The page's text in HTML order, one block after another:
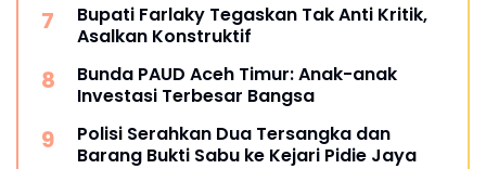
Bupati Farlaky Tegaskan Tak Anti Kritik,
Asalkan Konstruktif
Bunda PAUD Aceh Timur: Anak-anak
Investasi Terbesar Bangsa
Polisi Serahkan Dua Tersangka dan
Barang Bukti Sabu ke Kejari Pidie Jaya